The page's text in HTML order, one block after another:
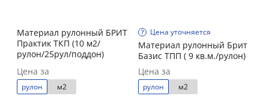
Материал рулонный БРИТ
Практик ТКП (10 м2/
рулон/25рул/поддон)
Цена за
рулон м2
Цена уточняется
Материал рулонный Брит
Базис ТПП ( 9 кв.м./рулон)
Цена за
рулон м2